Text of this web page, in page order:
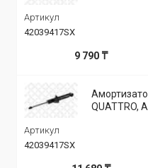
Артикул
42039417SX
9 790 ₸
QUATTRO,
Артикул
42039417SX